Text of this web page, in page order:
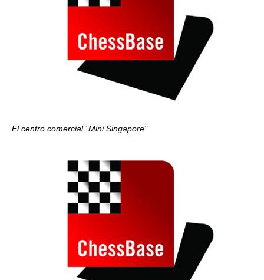
El centro comercial "Mini Singapore"